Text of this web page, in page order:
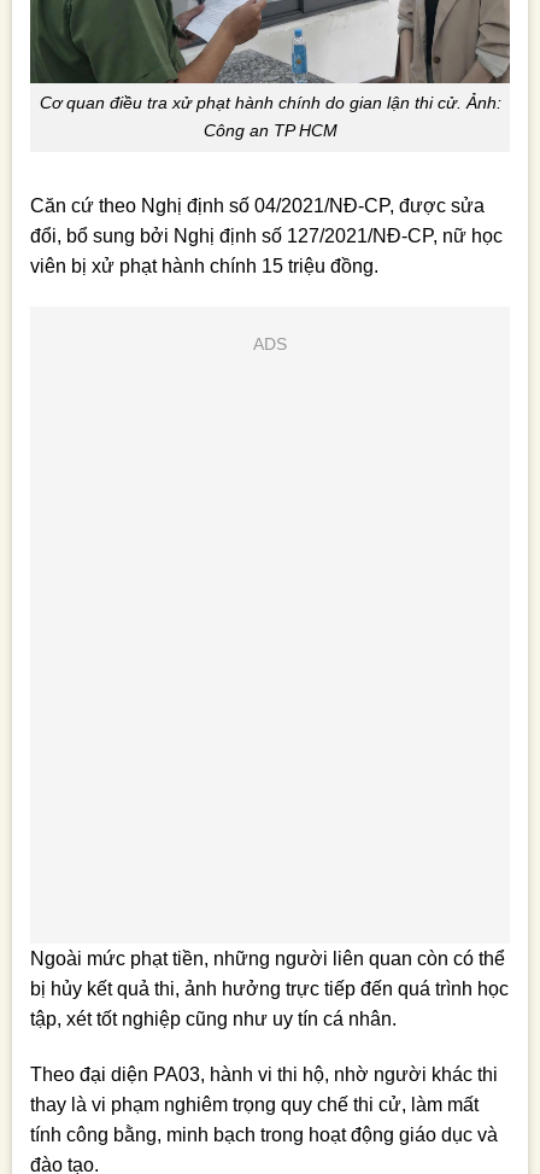
Cơ quan điều tra xử phạt hành chính do gian lận thi cử. Ảnh:
Công an TP HCM
Căn cứ theo Nghị định số 04/2021/NĐ-CP, được sửa
đổi, bổ sung bởi Nghị định số 127/2021/NĐ-CP, nữ học
viên bị xử phạt hành chính 15 triệu đồng.
ADS
Ngoài mức phạt tiền, những người liên quan còn có thể
bị hủy kết quả thi, ảnh hưởng trực tiếp đến quá trình học
tập, xét tốt nghiệp cũng như uy tín cá nhân.
Theo đại diện PA03, hành vi thi hộ, nhờ người khác thi
thay là vi phạm nghiêm trọng quy chế thi cử, làm mất
tính công bằng, minh bạch trong hoạt động giáo dục và
đào tạo.